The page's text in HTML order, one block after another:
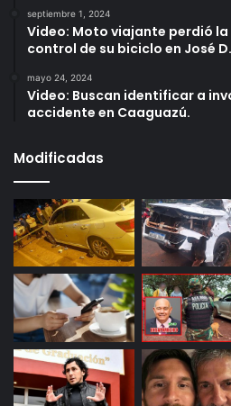
septiembre 1, 2024
Video: Moto viajante perdió
control de su biciclo en José
mayo 24, 2024
Video: Buscan identificar a
accidente en Caaguazú.
Modificadas